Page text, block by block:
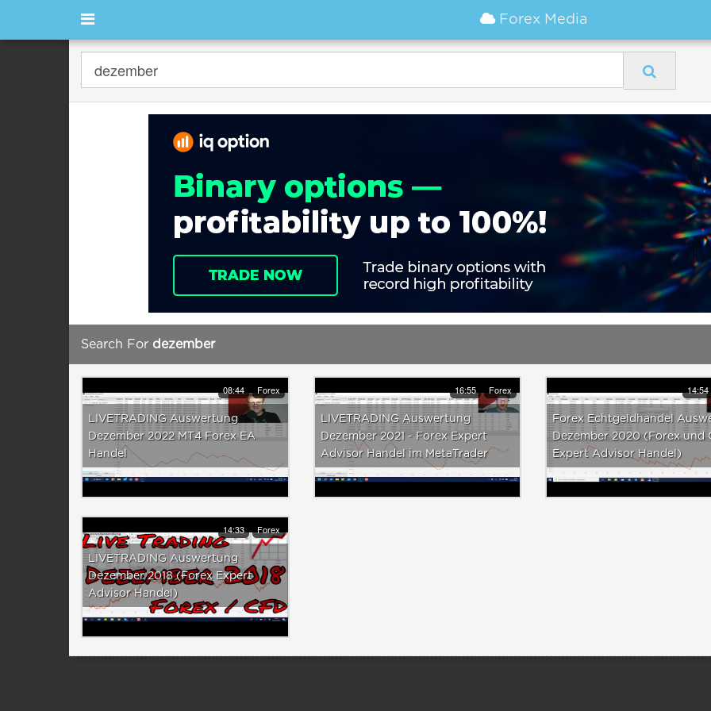
Forex Media
Search For dezember
08:44 Forex
LIVETRADING Auswertung
Dezember 2022 MT4 Forex EA
Handel
16:55 Forex
LIVETRADING Auswertung
Dezember 2021 - Forex Expert
Advisor Handel im MetaTrader
14:54
Forex Echtgeldhandel
Dezember 2020 (Forex und
Expert Advisor Handel)
14:33 Forex
LIVETRADING Auswertung
Dezember 2018 (Forex Expert
Advisor Handel)